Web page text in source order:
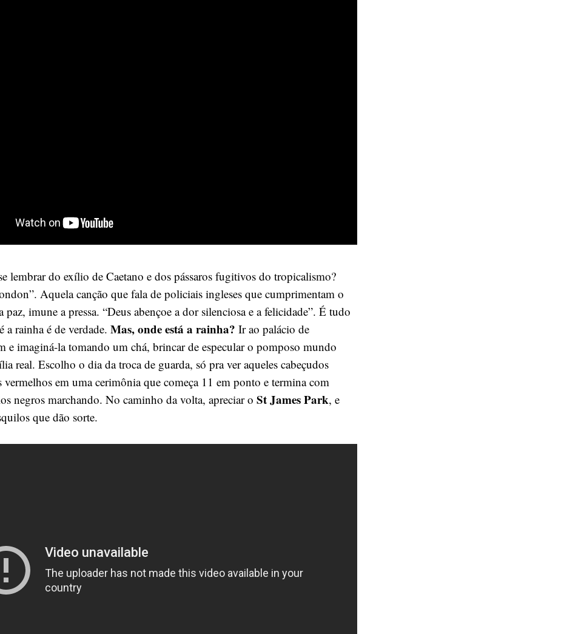
lembrar do exílio de Caetano e dos pássaros fugitivos do tropicalismo?
Aquela canção que fala de policiais ingleses que cumprimentam o
paz, imune a pressa. “Deus abençoe a dor silenciosa e a felicidade”. É tudo
a rainha é de verdade. Mas, onde está a rainha? Ir ao palácio de
e imaginá-la tomando um chá, brincar de especular o pomposo mundo
real. Escolho o dia da troca de guarda, só pra ver aqueles cabeçudos
vermelhos em uma cerimônia que começa 11 em ponto e termina com
negros marchando. No caminho da volta, apreciar oSt James Park, e
que dão sorte.